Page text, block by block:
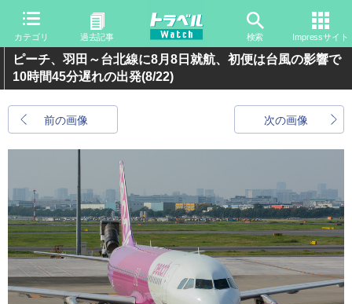
カテゴリ 過去記事 検索 Impressサイト
ピーチ、羽田～台北線に8月8日就航、初便は台風の影響で
10時間45分遅れの出発(8/22)
前の画像 次の画像